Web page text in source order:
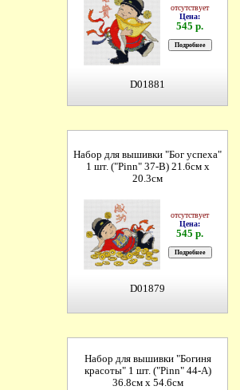
отсутствует
Цена:
545 р.
D01881
Набор для вышивки "Бог успеха"
1 шт. ("Pinn" 37-B) 21.6см х
20.3см
отсутствует
Цена:
545 р.
D01879
Набор для вышивки "Богиня
красоты" 1 шт. ("Pinn" 44-A)
36.8см х 54.6см